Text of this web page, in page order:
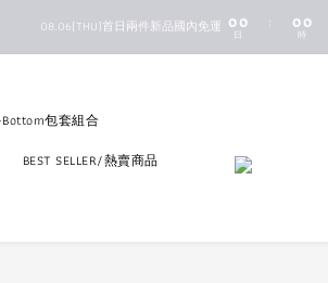
新馬港澳順豐到付配送
08.06(THU)首日兩件新品國內免運 00
:
00
時
包套組合
BEST SELLER/熱賣商品